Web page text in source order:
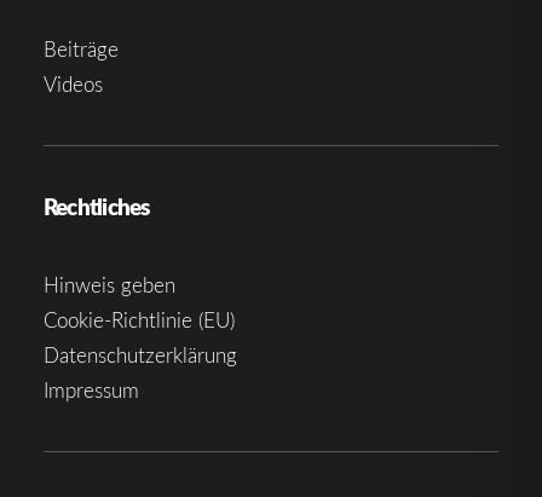
Beiträge
Videos
Rechtliches
Hinweis geben
Cookie-Richtlinie (EU)
Datenschutzerklärung
Impressum